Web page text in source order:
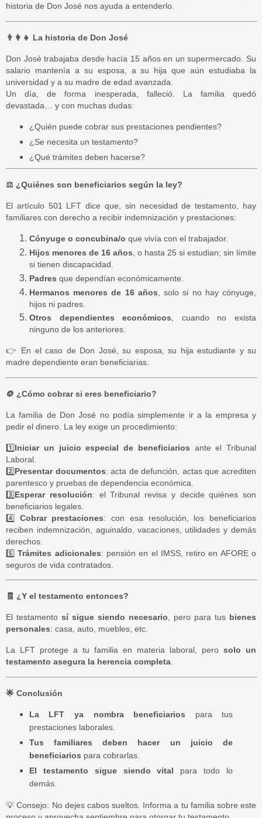
historia de Don José nos ayuda a entenderlo.
👨‍👩‍👧 La historia de Don José
Don José trabajaba desde hacía 15 años en un supermercado. Su
salario mantenía a su esposa, a su hija que aún estudiaba la
universidad y a su madre de edad avanzada.
Un día, de forma inesperada, falleció. La familia quedó
devastada… y con muchas dudas:
¿Quién puede cobrar sus prestaciones pendientes?
¿Se necesita un testamento?
¿Qué trámites deben hacerse?
⚖️ ¿Quiénes son beneficiarios según la ley?
El artículo 501 LFT dice que, sin necesidad de testamento, hay
familiares con derecho a recibir indemnización y prestaciones:
Cónyuge o concubina/o que vivía con el trabajador.
Hijos menores de 16 años , o hasta 25 si estudian; sin límite
si tienen discapacidad.
Padres que dependían económicamente.
Hermanos menores de 16 años , solo si no hay cónyuge,
hijos ni padres.
Otros dependientes económicos, cuando no exista
ninguno de los anteriores.
👉
En el caso de Don José, su esposa, su hija estudiante y su
madre dependiente eran beneficiarias.
🪙 ¿Cómo cobrar si eres beneficiario?
La familia de Don José no podía simplemente ir a la empresa y
pedir el dinero. La ley exige un procedimiento:
1️⃣Iniciar un juicio especial de beneficiarios ante el Tribunal
Laboral.
2️⃣Presentar documentos: acta de defunción, actas que acrediten
parentesco y pruebas de dependencia económica.
3️⃣Esperar resolución: el Tribunal revisa y decide quiénes son
beneficiarios legales.
4️⃣ Cobrar prestaciones: con esa resolución, los beneficiarios
reciben indemnización, aguinaldo, vacaciones, utilidades y demás
derechos.
5️⃣Trámites adicionales: pensión en el IMSS, retiro en AFORE o
seguros de vida contratados.
🧾 ¿Y el testamento entonces?
El testamento sí sigue siendo necesario , pero para tus bienes
personales: casa, auto, muebles, etc.
La LFT protege a tu familia en materia laboral, pero solo un
testamento asegura la herencia completa
🌟 Conclusión
La LFT ya nombra beneficiarios para tus
prestaciones laborales.
Tus familiares deben hacer un juicio de
beneficiarios para cobrarlas.
El testamento sigue siendo vital para todo lo
demás.
💡 Consejo: No dejes cabos sueltos. Informa a tu familia sobre este